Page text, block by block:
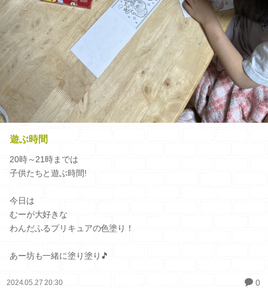
遊ぶ時間
20時～21時までは
子供たちと遊ぶ時間!
今日は
むーが大好きな
わんだふるプリキュアの色塗り！
あー坊も一緒に塗り塗り🎵
2024.05.27 20:30 0